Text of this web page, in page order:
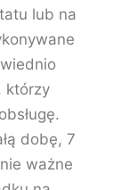
lub na
którzy
dobę, 7
ważne